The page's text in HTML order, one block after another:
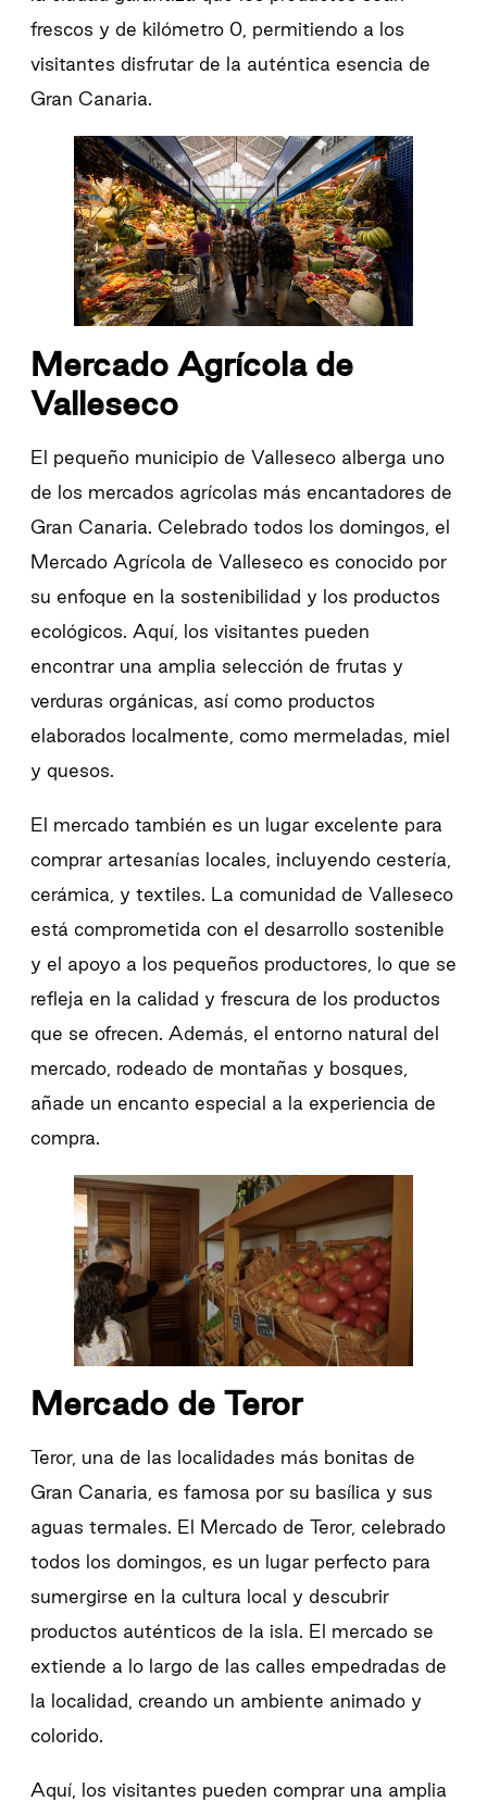
frescos y de kilómetro 0, permitiendo a los
visitantes disfrutar de la auténtica esencia de
Gran Canaria.
Mercado Agrícola de
Valleseco
El pequeño municipio de Valleseco alberga uno
de los mercados agrícolas más encantadores de
Gran Canaria. Celebrado todos los domingos, el
Mercado Agrícola de Valleseco es conocido por
su enfoque en la sostenibilidad y los productos
ecológicos. Aquí, los visitantes pueden
encontrar una amplia selección de frutas y
verduras orgánicas, así como productos
elaborados localmente, como mermeladas, miel
y quesos.
El mercado también es un lugar excelente para
comprar artesanías locales, incluyendo cestería,
cerámica, y textiles. La comunidad de Valleseco
está comprometida con el desarrollo sostenible
y el apoyo a los pequeños productores, lo que se
refleja en la calidad y frescura de los productos
que se ofrecen. Además, el entorno natural del
mercado, rodeado de montañas y bosques,
añade un encanto especial a la experiencia de
compra.
Mercado de Teror
Teror, una de las localidades más bonitas de
Gran Canaria, es famosa por su basílica y sus
aguas termales. El Mercado de Teror, celebrado
todos los domingos, es un lugar perfecto para
sumergirse en la cultura local y descubrir
productos auténticos de la isla. El mercado se
extiende a lo largo de las calles empedradas de
la localidad, creando un ambiente animado y
colorido.
Aquí, los visitantes pueden comprar una amplia